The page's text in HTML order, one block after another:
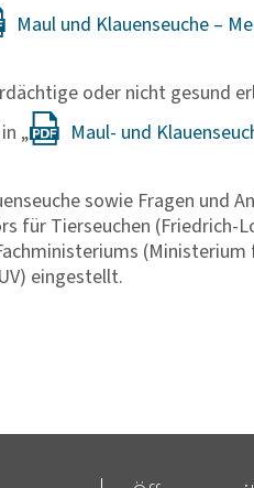
Maul und Klau­en­seuche –
oder nicht gesund
„
Maul- und
sowie Fragen und
für Tierseuchen
eingestellt.